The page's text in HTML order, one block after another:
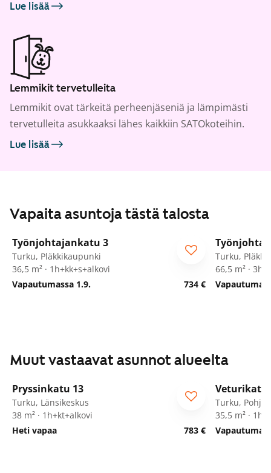
Lue lisää
Lemmikit tervetulleita
Lemmikit ovat tärkeitä perheenjäseniä ja lämpimästi
tervetulleita asukkaaksi lähes kaikkiin SATOkoteihin.
Lue lisää
Vapaita asuntoja tästä talosta
/19
Työnjohtajankatu 3
Turku, Pläkkikaupunki
36,5 m² · 1h+kk+s+alkovi
Vapautumassa 1.9.
734 €
Turku,
66,5 m² ·
Muut vastaavat asunnot alueelta
Pryssinkatu 13
Turku, Länsikeskus
38 m² · 1h+kt+alkovi
Heti vapaa
783 €
Veturikatu
Turku,
35,5 m² ·